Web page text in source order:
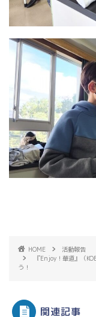
HOME
活動報告
『Enjoy！華道』（
う！
関連記事